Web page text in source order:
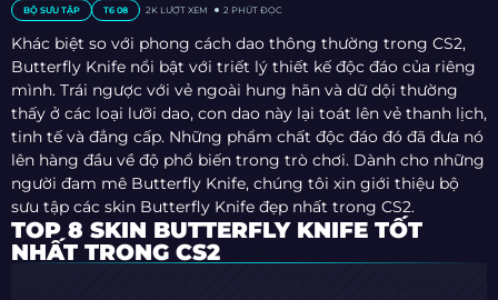
BỘ SƯU TẬP T6 08 2K LƯỢT XEM 2 PHÚT ĐỌC
Khác biệt so với phong cách dao thông thường trong CS2,
Butterfly Knife nổi bật với triết lý thiết kế độc đáo của riêng
mình. Trái ngược với vẻ ngoài hung hãn và dữ dội thường
thấy ở các loại lưỡi dao, con dao này lại toát lên vẻ thanh lịch,
tinh tế và đẳng cấp. Những phẩm chất độc đáo đó đã đưa nó
lên hàng đầu về độ phổ biến trong trò chơi. Dành cho những
người đam mê Butterfly Knife, chúng tôi xin giới thiệu bộ
sưu tập các skin Butterfly Knife đẹp nhất trong CS2.
TOP 8 SKIN BUTTERFLY KNIFE TỐT
NHẤT TRONG CS2